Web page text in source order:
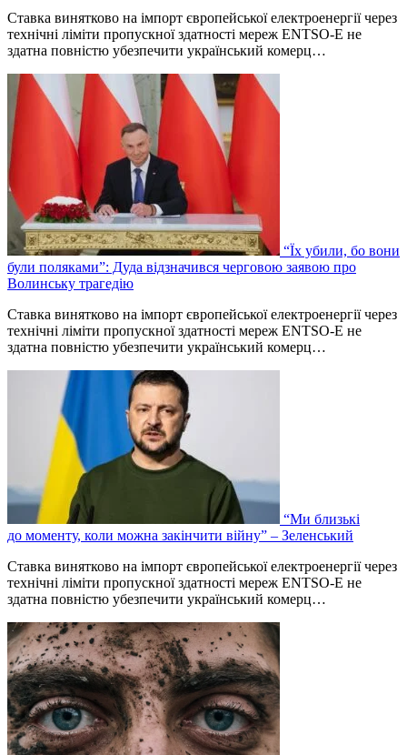
Ставка винятково на імпорт європейської електроенергії через
технічні ліміти пропускної здатності мереж ENTSO-E не
здатна повністю убезпечити український комерц…
“Їх убили, бо вони
були поляками”: Дуда відзначився черговою заявою про
Волинську трагедію
Ставка винятково на імпорт європейської електроенергії через
технічні ліміти пропускної здатності мереж ENTSO-E не
здатна повністю убезпечити український комерц…
“Ми близькі
до моменту, коли можна закінчити війну” – Зеленський
Ставка винятково на імпорт європейської електроенергії через
технічні ліміти пропускної здатності мереж ENTSO-E не
здатна повністю убезпечити український комерц…